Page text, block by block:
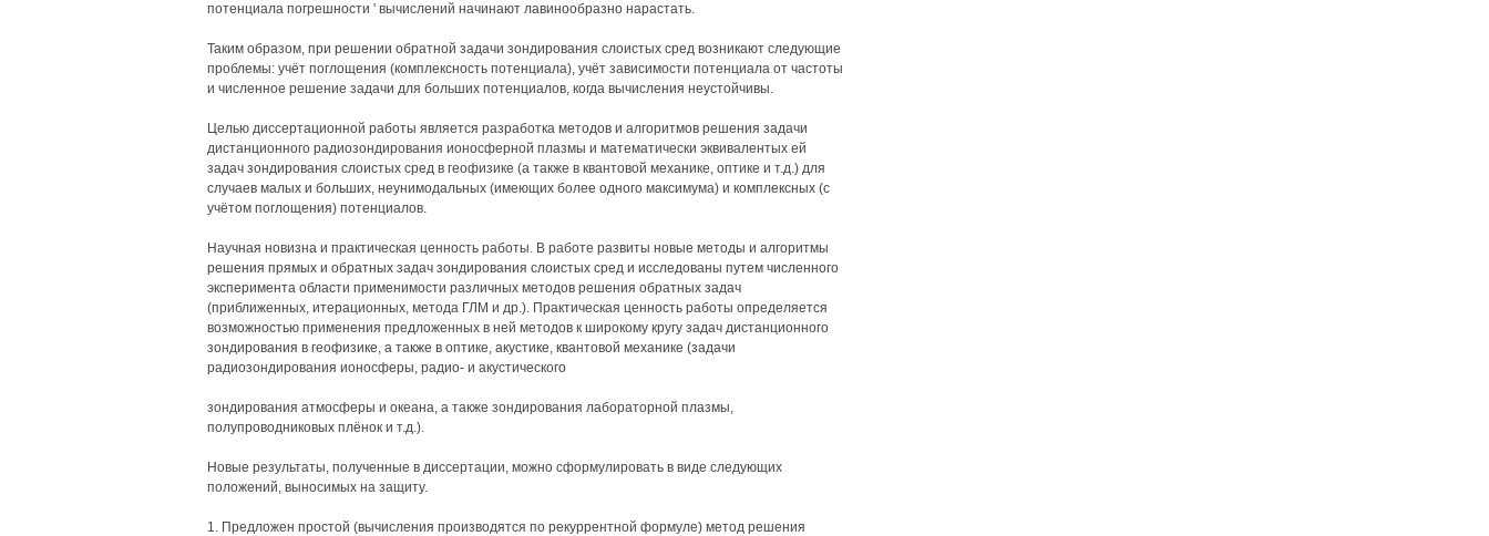
потенциала погрешности ' вычислений начинают лавинообразно нарастать.
Таким образом, при решении обратной задачи зондирования слоистых сред возникают следующие
проблемы: учёт поглощения (комплексность потенциала), учёт зависимости потенциала от частоты
и численное решение задачи для больших потенциалов, когда вычисления неустойчивы.
Целью диссертационной работы является разработка методов и алгоритмов решения задачи
дистанционного радиозондирования ионосферной плазмы и математически эквивалентых ей
задач зондирования слоистых сред в геофизике (а также в квантовой механике, оптике и т.д.) для
случаев малых и больших, неунимодальных (имеющих более одного максимума) и комплексных (с
учётом поглощения) потенциалов.
Научная новизна и практическая ценность работы. В работе развиты новые методы и алгоритмы
решения прямых и обратных задач зондирования слоистых сред и исследованы путем численного
эксперимента области применимости различных методов решения обратных задач
(приближенных, итерационных, метода ГЛМ и др.). Практическая ценность работы определяется
возможностью применения предложенных в ней методов к широкому кругу задач дистанционного
зондирования в геофизике, а также в оптике, акустике, квантовой механике (задачи
радиозондирования ионосферы, радио- и акустического
зондирования атмосферы и океана, а также зондирования лабораторной плазмы,
полупроводниковых плёнок и т.д.).
Новые результаты, полученные в диссертации, можно сформулировать в виде следующих
положений, выносимых на защиту.
1. Предложен простой (вычисления производятся по рекуррентной формуле) метод решения